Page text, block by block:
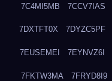
7C4MI5MB 7CCV7IAS
7DXTFT0X 7DYZC5PF
7EUSEMEI 7EYNVZ6I
7FKTW3MA 7FRYD8I9